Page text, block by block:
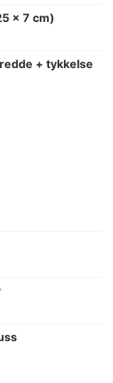
× 7 cm)
+ tykkelse